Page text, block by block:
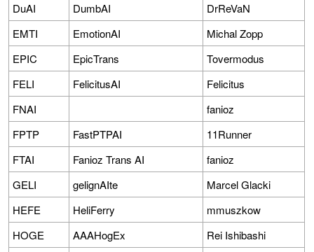
DuAI
DumbAI
DrReVaN
EMTI
EmotionAI
Michal Zopp
EPIC
EpicTrans
Tovermodus
FELI
FelicitusAI
Felicitus
FNAI
fanioz
FPTP
FastPTPAI
11Runner
FTAI
Fanioz Trans AI
fanioz
GELI
gelignAIte
Marcel Glacki
HEFE
HeliFerry
mmuszkow
HOGE
AAAHogEx
Rei Ishibashi